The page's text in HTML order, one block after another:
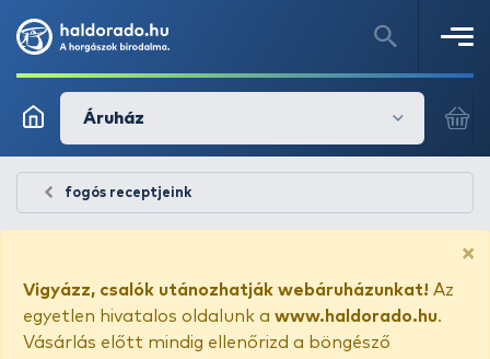
Áruház
fogós receptjeink
×
Vigyázz, csalók utánozhatják webáruházunkat! Az
egyetlen hivatalos oldalunk a www.haldorado.hu.
Vásárlás előtt mindig ellenőrizd a böngésző